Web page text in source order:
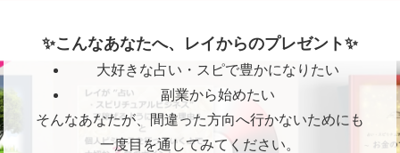
✨こんなあなたへ、レイからのプレゼント✨
大好きな占い・スピで豊かになりたい
副業から始めたい
そんなあなたが、間違った方向へ行かないためにも
一度目を通してみてください。